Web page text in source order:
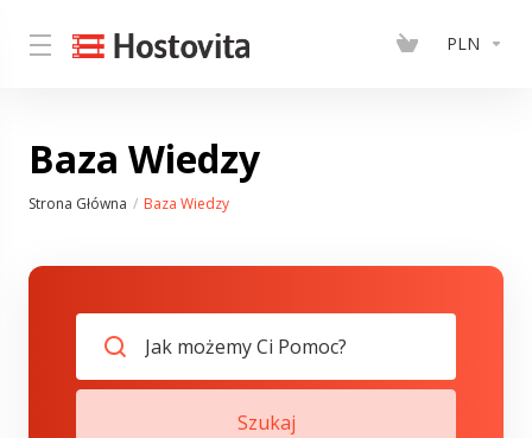
PLN
Baza Wiedzy
Strona Główna Baza Wiedzy
Szukaj